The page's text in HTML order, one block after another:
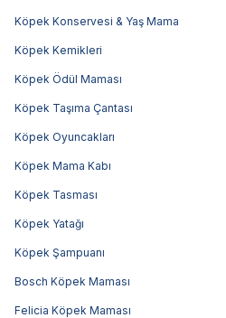
Köpek Konservesi & Yaş Mama
Köpek Kemikleri
Köpek Ödül Maması
Köpek Taşıma Çantası
Köpek Oyuncakları
Köpek Mama Kabı
Köpek Tasması
Köpek Yatağı
Köpek Şampuanı
Bosch Köpek Maması
Felicia Köpek Maması